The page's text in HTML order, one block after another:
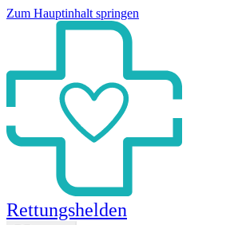
Zum Hauptinhalt springen
Rettungshelden